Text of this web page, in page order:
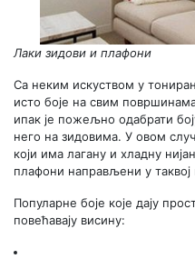
Лаки зидови и плафони
Са неким искуством у
исто боје на свим
ипак је пожељно одабрати
него на зидовима. У овом
који има лагану и хладну
плафони направљени у
Популарне боје које дају
повећавају висину: